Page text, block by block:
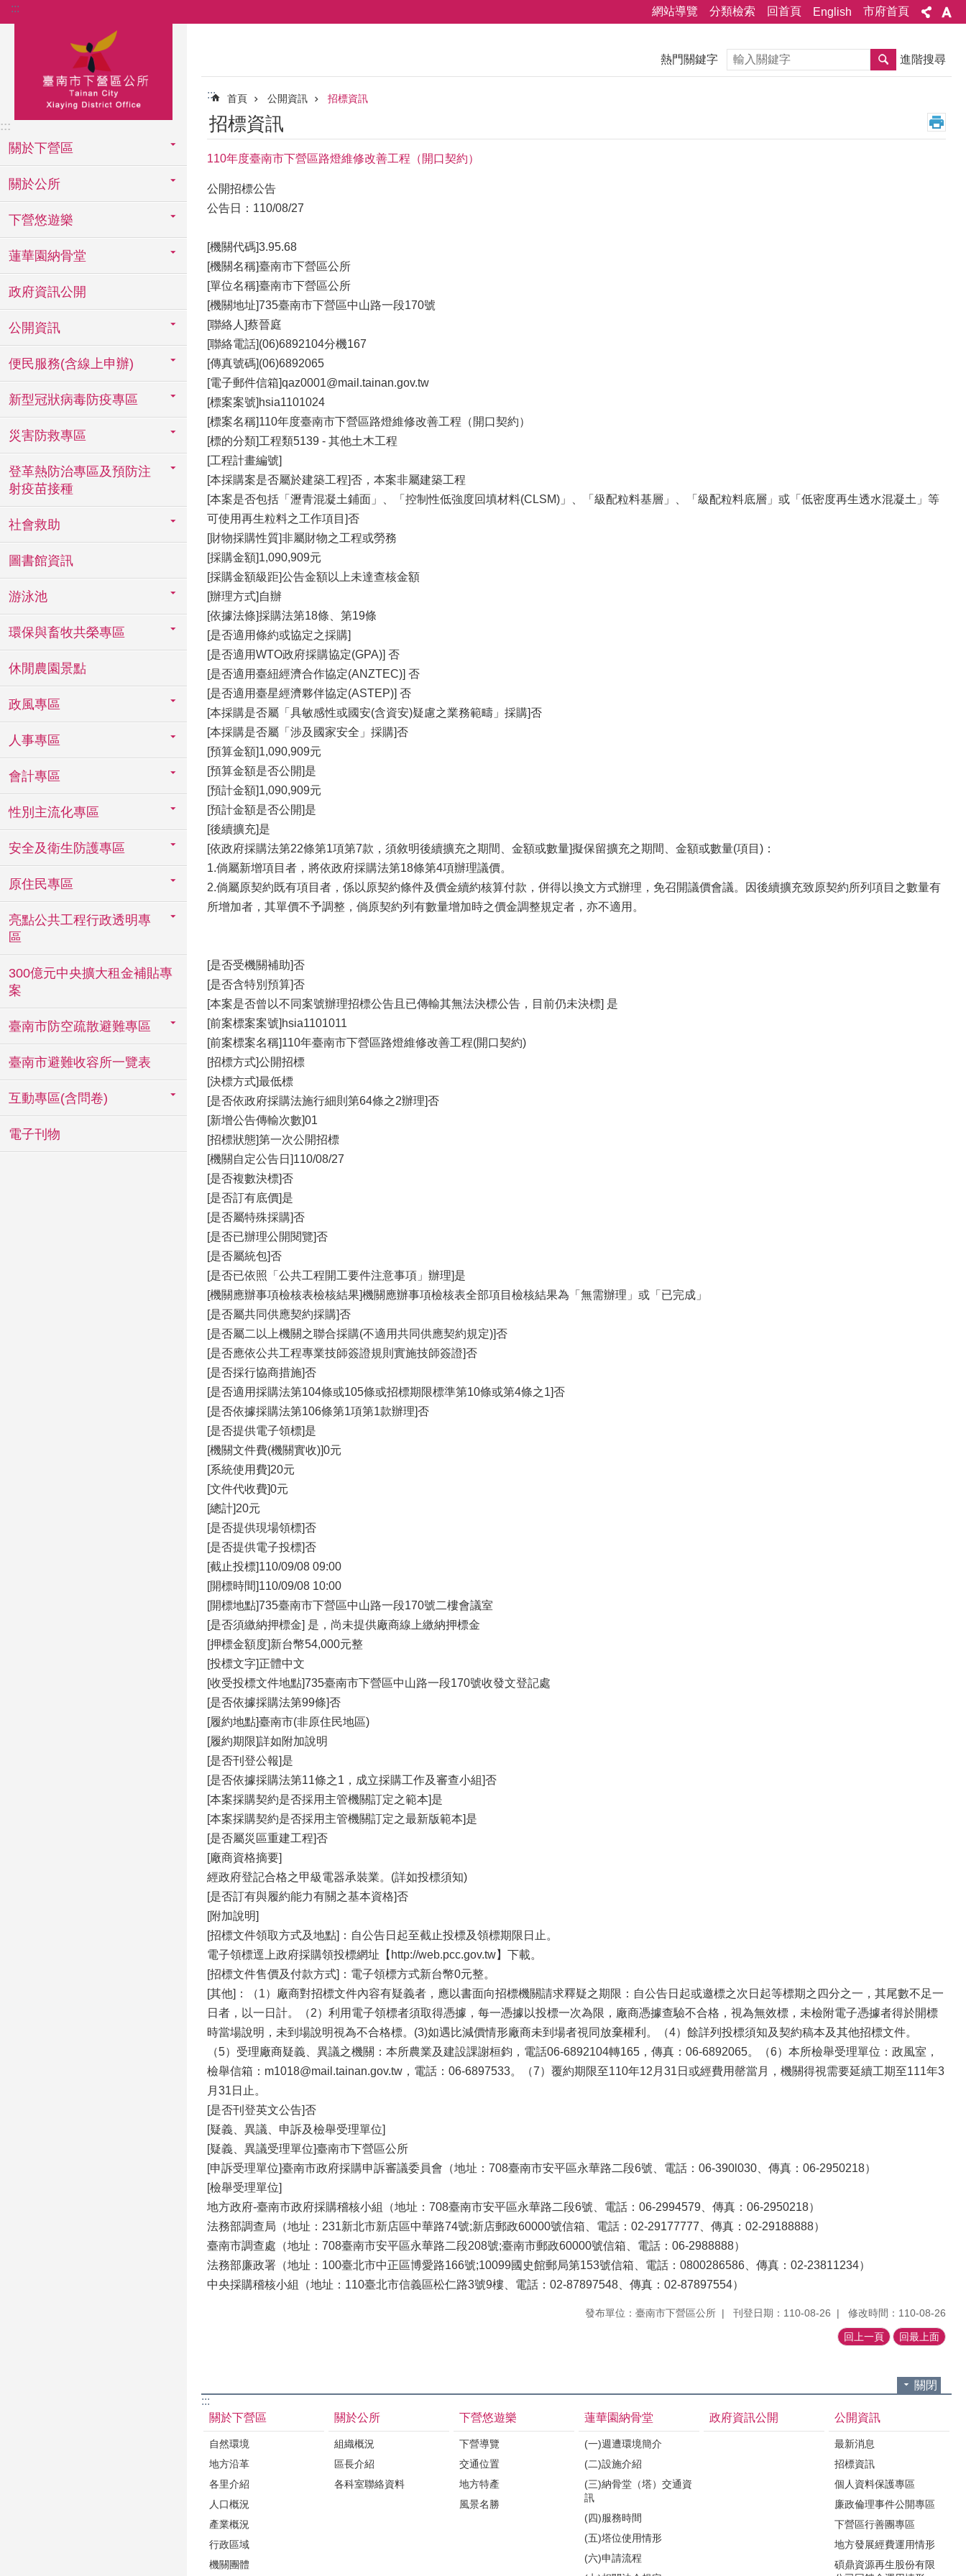
跳到主要內容區塊
::: 網站導覽 分類檢索 回首頁 English 市府首頁
:::
關於下營區
關於公所
下營悠遊樂
蓮華園納骨堂
政府資訊公開
公開資訊
便民服務(含線上申辦)
新型冠狀病毒防疫專區
災害防救專區
登革熱防治專區及預防注
射疫苗接種
社會救助
圖書館資訊
游泳池
環保與畜牧共榮專區
休閒農園景點
政風專區
人事專區
會計專區
性別主流化專區
安全及衛生防護專區
原住民專區
亮點公共工程行政透明專
區
300億元中央擴大租金補貼專
案
臺南市防空疏散避難專區
臺南市避難收容所一覽表
互動專區(含問卷)
電子刊物
熱門關鍵字 搜尋 進階搜尋
::: 首頁 公開資訊 招標資訊
招標資訊
110年度臺南市下營區路燈維修改善工程（開口契約）
公開招標公告
公告日：110/08/27
[機關代碼]3.95.68
[機關名稱]臺南市下營區公所
[單位名稱]臺南市下營區公所
[機關地址]735臺南市下營區中山路一段170號
[聯絡人]蔡晉庭
[聯絡電話](06)6892104分機167
[傳真號碼](06)6892065
[電子郵件信箱]qaz0001@mail.tainan.gov.tw
[標案案號]hsia1101024
[標案名稱]110年度臺南市下營區路燈維修改善工程（開口契約）
[標的分類]工程類5139 - 其他土木工程
[工程計畫編號]
[本採購案是否屬於建築工程]否，本案非屬建築工程
[本案是否包括「瀝青混凝土鋪面」、「控制性低強度回填材料(CLSM)」、「級配粒料基層」、「級配粒料底層」或「低密度再生透水混凝土」等
可使用再生粒料之工作項目]否
[財物採購性質]非屬財物之工程或勞務
[採購金額]1,090,909元
[採購金額級距]公告金額以上未達查核金額
[辦理方式]自辦
[依據法條]採購法第18條、第19條
[是否適用條約或協定之採購]
[是否適用WTO政府採購協定(GPA)] 否
[是否適用臺紐經濟合作協定(ANZTEC)] 否
[是否適用臺星經濟夥伴協定(ASTEP)] 否
[本採購是否屬「具敏感性或國安(含資安)疑慮之業務範疇」採購]否
[本採購是否屬「涉及國家安全」採購]否
[預算金額]1,090,909元
[預算金額是否公開]是
[預計金額]1,090,909元
[預計金額是否公開]是
[後續擴充]是
[依政府採購法第22條第1項第7款，須敘明後續擴充之期間、金額或數量]擬保留擴充之期間、金額或數量(項目)：
1.倘屬新增項目者，將依政府採購法第18條第4項辦理議價。
2.倘屬原契約既有項目者，係以原契約條件及價金續約核算付款，併得以換文方式辦理，免召開議價會議。因後續擴充致原契約所列項目之數量有
所增加者，其單價不予調整，倘原契約列有數量增加時之價金調整規定者，亦不適用。
[是否受機關補助]否
[是否含特別預算]否
[本案是否曾以不同案號辦理招標公告且已傳輸其無法決標公告，目前仍未決標] 是
[前案標案案號]hsia1101011
[前案標案名稱]110年臺南市下營區路燈維修改善工程(開口契約)
[招標方式]公開招標
[決標方式]最低標
[是否依政府採購法施行細則第64條之2辦理]否
[新增公告傳輸次數]01
[招標狀態]第一次公開招標
[機關自定公告日]110/08/27
[是否複數決標]否
[是否訂有底價]是
[是否屬特殊採購]否
[是否已辦理公開閱覽]否
[是否屬統包]否
[是否已依照「公共工程開工要件注意事項」辦理]是
[機關應辦事項檢核表檢核結果]機關應辦事項檢核表全部項目檢核結果為「無需辦理」或「已完成」
[是否屬共同供應契約採購]否
[是否屬二以上機關之聯合採購(不適用共同供應契約規定)]否
[是否應依公共工程專業技師簽證規則實施技師簽證]否
[是否採行協商措施]否
[是否適用採購法第104條或105條或招標期限標準第10條或第4條之1]否
[是否依據採購法第106條第1項第1款辦理]否
[是否提供電子領標]是
[機關文件費(機關實收)]0元
[系統使用費]20元
[文件代收費]0元
[總計]20元
[是否提供現場領標]否
[是否提供電子投標]否
[截止投標]110/09/08 09:00
[開標時間]110/09/08 10:00
[開標地點]735臺南市下營區中山路一段170號二樓會議室
[是否須繳納押標金] 是，尚未提供廠商線上繳納押標金
[押標金額度]新台幣54,000元整
[投標文字]正體中文
[收受投標文件地點]735臺南市下營區中山路一段170號收發文登記處
[是否依據採購法第99條]否
[履約地點]臺南市(非原住民地區)
[履約期限]詳如附加說明
[是否刊登公報]是
[是否依據採購法第11條之1，成立採購工作及審查小組]否
[本案採購契約是否採用主管機關訂定之範本]是
[本案採購契約是否採用主管機關訂定之最新版範本]是
[是否屬災區重建工程]否
[廠商資格摘要]
經政府登記合格之甲級電器承裝業。(詳如投標須知)
[是否訂有與履約能力有關之基本資格]否
[附加說明]
[招標文件領取方式及地點]：自公告日起至截止投標及領標期限日止。
電子領標逕上政府採購領投標網址【http://web.pcc.gov.tw】下載。
[招標文件售價及付款方式]：電子領標方式新台幣0元整。
[其他]：（1）廠商對招標文件內容有疑義者，應以書面向招標機關請求釋疑之期限：自公告日起或邀標之次日起等標期之四分之一，其尾數不足一
日者，以一日計。（2）利用電子領標者須取得憑據，每一憑據以投標一次為限，廠商憑據查驗不合格，視為無效標，未檢附電子憑據者得於開標
時當場說明，未到場說明視為不合格標。(3)如遇比減價情形廠商未到場者視同放棄權利。（4）餘詳列投標須知及契約稿本及其他招標文件。
（5）受理廠商疑義、異議之機關：本所農業及建設課謝桓鈞，電話06-6892104轉165，傳真：06-6892065。（6）本所檢舉受理單位：政風室，
檢舉信箱：m1018@mail.tainan.gov.tw，電話：06-6897533。（7）覆約期限至110年12月31日或經費用罄當月，機關得視需要延續工期至111年3
月31日止。
[是否刊登英文公告]否
[疑義、異議、申訴及檢舉受理單位]
[疑義、異議受理單位]臺南市下營區公所
[申訴受理單位]臺南市政府採購申訴審議委員會（地址：708臺南市安平區永華路二段6號、電話：06-390l030、傳真：06-2950218）
[檢舉受理單位]
地方政府-臺南市政府採購稽核小組（地址：708臺南市安平區永華路二段6號、電話：06-2994579、傳真：06-2950218）
法務部調查局（地址：231新北市新店區中華路74號;新店郵政60000號信箱、電話：02-29177777、傳真：02-29188888）
臺南市調查處（地址：708臺南市安平區永華路二段208號;臺南市郵政60000號信箱、電話：06-2988888）
法務部廉政署（地址：100臺北市中正區博愛路166號;10099國史館郵局第153號信箱、電話：0800286586、傳真：02-23811234）
中央採購稽核小組（地址：110臺北市信義區松仁路3號9樓、電話：02-87897548、傳真：02-87897554）
發布單位：臺南市下營區公所 刊登日期：110-08-26 修改時間：110-08-26
回上一頁 回最上面
關閉
:::
關於下營區
自然環境
地方沿革
各里介紹
人口概況
產業概況
行政區域
機關團體
關於公所
組織概況
區長介紹
各科室聯絡資料
下營悠遊樂
下營導覽
交通位置
地方特產
風景名勝
蓮華園納骨堂
(一)週遭環境簡介
(二)設施介紹
(三)納骨堂（塔）交通資
訊
(四)服務時間
(五)塔位使用情形
(六)申請流程
政府資訊公開 公開資訊
最新消息
招標資訊
個人資料保護專區
廉政倫理事件公開專區
下營區行善團專區
地方發展經費運用情形
碩鼎資源再生股份有限